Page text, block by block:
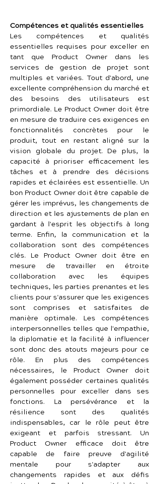
Compétences et qualités essentielles
Les compétences et qualités
essentielles requises pour exceller en
tant que Product Owner dans les
services de gestion de projet sont
multiples et variées. Tout d'abord, une
excellente compréhension du marché et
des besoins des utilisateurs est
primordiale. Le Product Owner doit être
en mesure de traduire ces exigences en
fonctionnalités concrètes pour le
produit, tout en restant aligné sur la
vision globale du projet. De plus, la
capacité à prioriser efficacement les
tâches et à prendre des décisions
rapides et éclairées est essentielle. Un
bon Product Owner doit être capable de
gérer les imprévus, les changements de
direction et les ajustements de plan en
gardant à l'esprit les objectifs à long
terme. Enfin, la communication et la
collaboration sont des compétences
clés. Le Product Owner doit être en
mesure de travailler en étroite
collaboration avec les équipes
techniques, les parties prenantes et les
clients pour s'assurer que les exigences
sont comprises et satisfaites de
manière optimale. Les compétences
interpersonnelles telles que l'empathie,
la diplomatie et la facilité à influencer
sont donc des atouts majeurs pour ce
rôle. En plus des compétences
nécessaires, le Product Owner doit
également posséder certaines qualités
personnelles pour exceller dans ses
fonctions. La persévérance et la
résilience sont des qualités
indispensables, car le rôle peut être
exigeant et parfois stressant. Un
Product Owner efficace doit être
capable de faire preuve d'agilité
mentale pour s'adapter aux
changements rapides et aux défis